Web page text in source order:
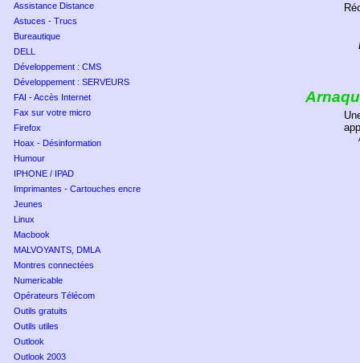
Assistance Distance
Astuces - Trucs
Bureautique
DELL
Développement : CMS
Développement : SERVEURS
FAI - Accès Internet
Fax sur votre micro
Firefox
Hoax - Désinformation
Humour
IPHONE / IPAD
Imprimantes - Cartouches encre
Jeunes
Linux
Macbook
MALVOYANTS, DMLA
Montres connectées
Numericable
Opérateurs Télécom
Outils gratuits
Outils utiles
Outlook
Outlook 2003